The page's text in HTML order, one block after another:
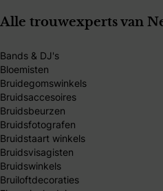
Alle trouwexperts van
Bands & DJ's
Bloemisten
Bruidegomswinkels
Bruidsaccesoires
Bruidsbeurzen
Bruidsfotografen
Bruidstaart winkels
Bruidsvisagisten
Bruidswinkels
Bruiloftdecoraties